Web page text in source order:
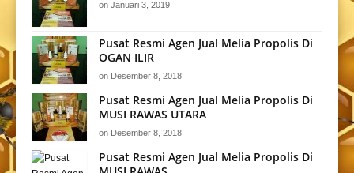
on Januari 3, 2019
Pusat Resmi Agen Jual Melia Propolis Di
OGAN ILIR
on Desember 8, 2018
Pusat Resmi Agen Jual Melia Propolis Di
MUSI RAWAS UTARA
on Desember 8, 2018
Pusat Resmi Agen Jual Melia Propolis Di